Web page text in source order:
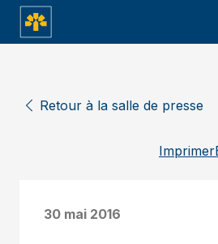
Retour à la salle de presse
Imprimer
30 mai 2016